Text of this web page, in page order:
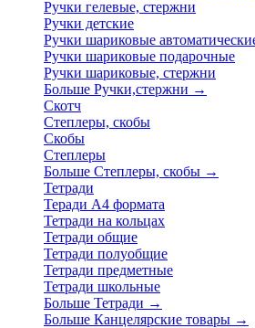
Ручки гелевые, стержни
Ручки детские
Ручки шариковые
Ручки шариковые подарочные
Ручки шариковые, стержни
Больше Ручки,стержни →
Скотч
Степлеры, скобы
Скобы
Степлеры
Больше Степлеры, скобы →
Тетради
Теради А4 формата
Тетради на кольцах
Тетради общие
Тетради полуобщие
Тетради предметные
Тетради школьные
Больше Тетради →
Больше Канцелярские товары →